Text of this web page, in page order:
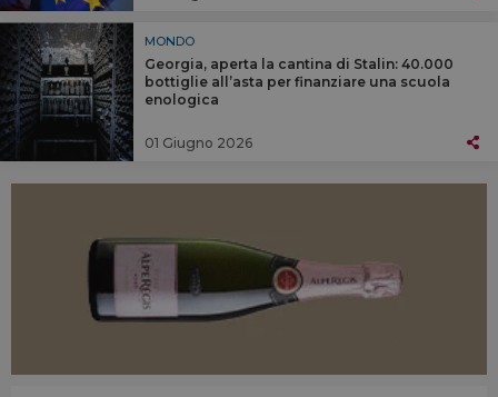
MONDO
Georgia, aperta la cantina di Stalin: 40.000
bottiglie all’asta per finanziare una scuola
enologica
01 Giugno 2026